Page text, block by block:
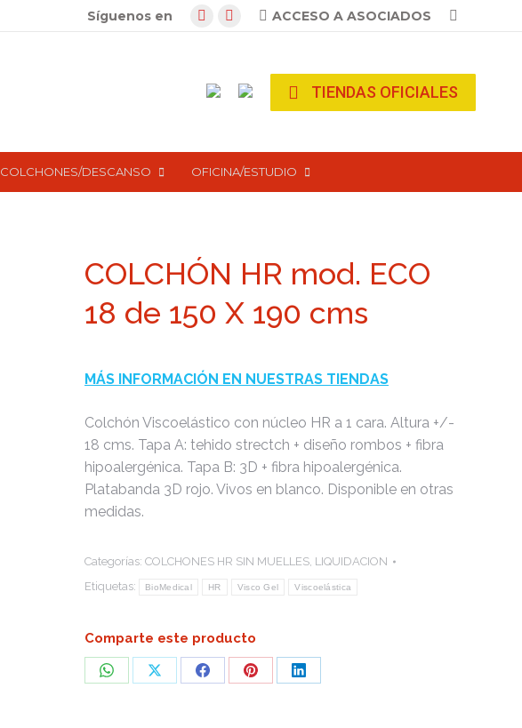
Síguenos en
Facebook
in
Instagram
in
ACCESO A ASOCIADOS Search:
TIENDAS OFICIALES
COLCHONES/DESCANSO OFICINA/ESTUDIO
COLCHÓN HR mod. ECO
18 de 150 X 190 cms
MÁS INFORMACIÓN EN NUESTRAS TIENDAS
Colchón Viscoelástico con núcleo HR a 1 cara. Altura +/-
18 cms. Tapa A: tehido strectch + diseño rombos + fibra
hipoalergénica. Tapa B: 3D + fibra hipoalergénica.
Platabanda 3D rojo. Vivos en blanco. Disponible en otras
medidas.
Categorías: COLCHONES HR SIN MUELLES, LIQUIDACION
Etiquetas:
BioMedical HR Visco Gel Viscoelástica
Comparte este producto
Share
Share
Share
Share
Share